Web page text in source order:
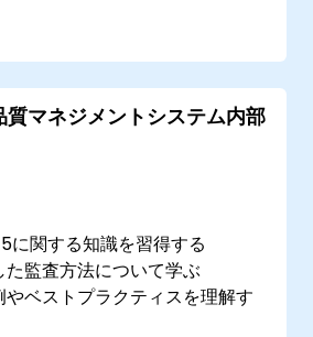
質マネジメントシステム内部
に関する知識を習得する
た監査方法について学ぶ
ベストプラクティスを理解す